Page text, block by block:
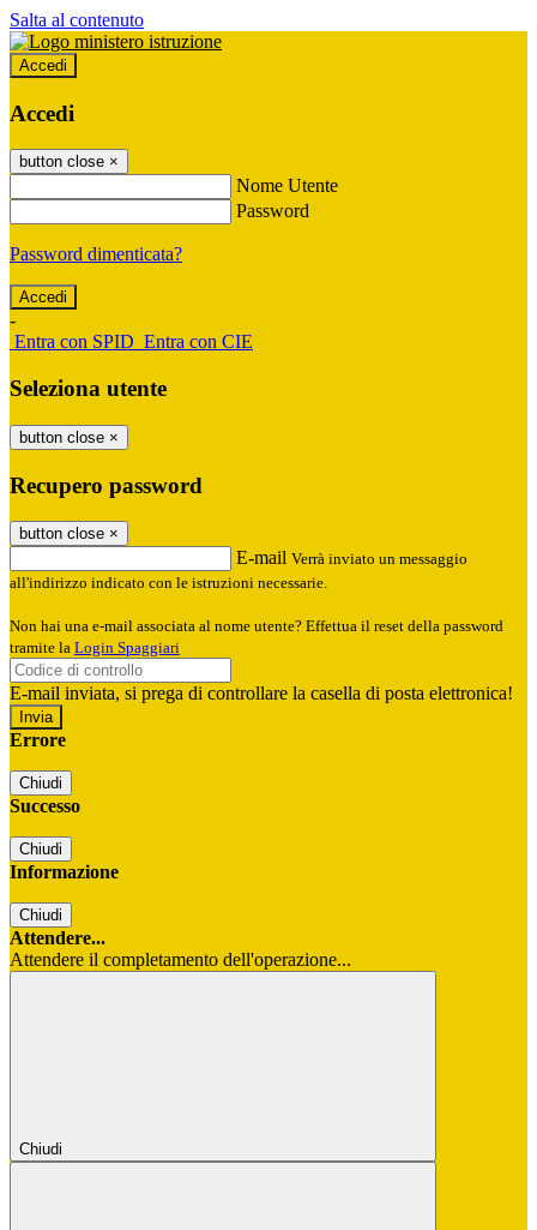
Salta al contenuto
Accedi
Accedi
button close ×
Nome Utente
Password
Password dimenticata?
-
Entra con SPID Entra con CIE
Seleziona utente
button close ×
Recupero password
button close ×
E-mail Verrà inviato un messaggio
all'indirizzo indicato con le istruzioni necessarie.
Non hai una e-mail associata al nome utente? Effettua il reset della password
tramite la Login Spaggiari
E-mail inviata, si prega di controllare la casella di posta elettronica!
Errore
Chiudi
Successo
Chiudi
Informazione
Chiudi
Attendere...
Attendere il completamento dell'operazione...
Chiudi